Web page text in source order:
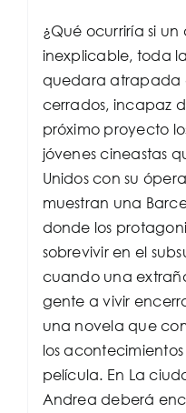
¿Qué ocurriría si
inexplicable, toda
quedara atrapada
cerrados, incapaz
próximo proyecto
jóvenes cineastas
Unidos con su
muestran una
donde los
sobrevivir en el
cuando una
gente a vivir
una novela que
los
película. En La
Andrea deberá